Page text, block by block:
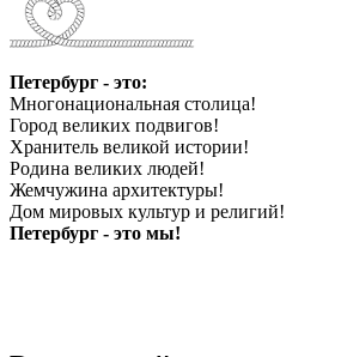
Петербург - это:
Многонациональная столица!
Город великих подвигов!
Хранитель великой истории!
Родина великих людей!
Жемчужина архитектуры!
Дом мировых культур и религий!
Петербург - это мы!